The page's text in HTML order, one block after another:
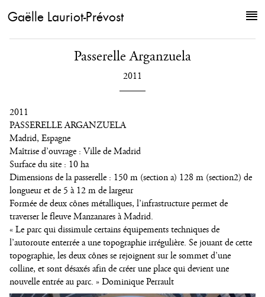
Gaëlle Lauriot-Prévost
Passerelle Arganzuela
2011
2011
PASSERELLE ARGANZUELA
Madrid, Espagne
Maîtrise d’ouvrage : Ville de Madrid
Surface du site : 10 ha
Dimensions de la passerelle : 150 m (section a) 128 m (section2) de
longueur et de 5 à 12 m de largeur
Formée de deux cônes métalliques, l’infrastructure permet de
traverser le fleuve Manzanares à Madrid.
« Le parc qui dissimule certains équipements techniques de
l’autoroute enterrée a une topographie irrégulière. Se jouant de cette
topographie, les deux cônes se rejoignent sur le sommet d’une
colline, et sont désaxés afin de créer une place qui devient une
nouvelle entrée au parc. » Dominique Perrault